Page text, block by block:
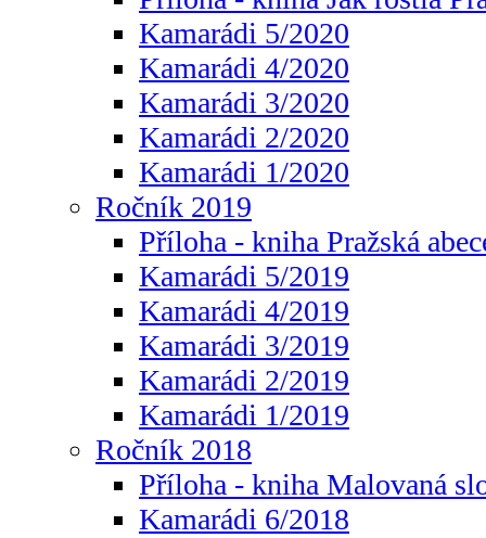
Kamarádi 5/2020
Kamarádi 4/2020
Kamarádi 3/2020
Kamarádi 2/2020
Kamarádi 1/2020
Ročník 2019
Příloha - kniha Pražská
Kamarádi 5/2019
Kamarádi 4/2019
Kamarádi 3/2019
Kamarádi 2/2019
Kamarádi 1/2019
Ročník 2018
Příloha - kniha Malovaná
Kamarádi 6/2018